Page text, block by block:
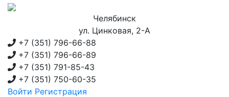
Челябинск
ул. Цинковая, 2-А
+7 (351) 796-66-88
+7 (351) 796-66-89
+7 (351) 791-85-43
+7 (351) 750-60-35
Войти Регистрация